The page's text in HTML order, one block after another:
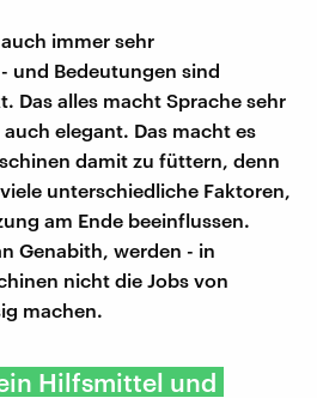
immer sehr
und Bedeutungen sind
Das alles macht Sprache sehr
elegant. Das macht es
damit zu füttern, denn
unterschiedliche Faktoren,
am Ende beeinflussen.
Genabith, werden - in
nicht die Jobs von
machen.
Hilfsmittel und